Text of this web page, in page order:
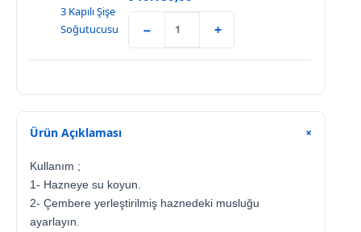
− +
Ürün Açıklaması +
Kullanım ;
1- Hazneye su koyun.
2- Çembere yerleştirilmiş haznedeki musluğu
ayarlayın.